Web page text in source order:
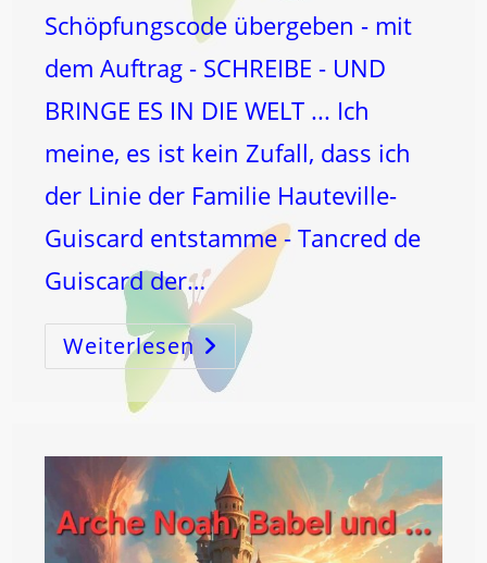
Schöpfungscode übergeben - mit
dem Auftrag - SCHREIBE - UND
BRINGE ES IN DIE WELT ... Ich
meine, es ist kein Zufall, dass ich
der Linie der Familie Hauteville-
Guiscard entstamme - Tancred de
Guiscard der…
Weiterlesen Meine
Be
STIMM
Ung!